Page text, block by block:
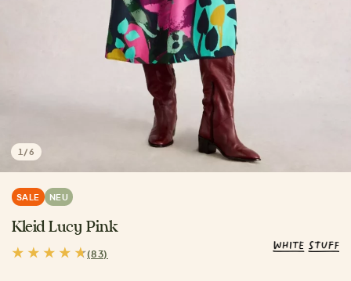
1 /6
SALE NEU
Kleid Lucy Pink
(83)